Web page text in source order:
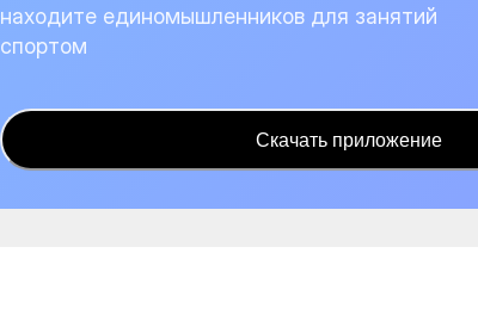
находите единомышленников для занятий
спортом
Скачать приложение